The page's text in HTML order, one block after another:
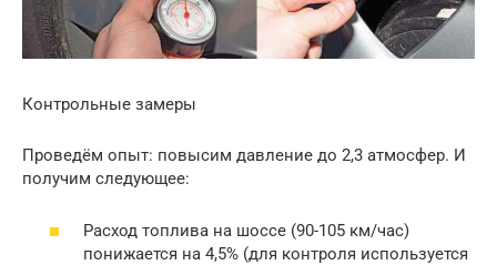
Контрольные замеры
Проведём опыт: повысим давление до 2,3 атмосфер. И
получим следующее:
Расход топлива на шоссе (90-105 км/час)
понижается на 4,5% (для контроля используется